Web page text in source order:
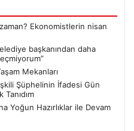
Ekonomistlerin nisan
başkanından daha
Mekanları
Şüphelinin İfadesi Gün
Tanıdım
Yoğun Hazırlıklar ile Devam